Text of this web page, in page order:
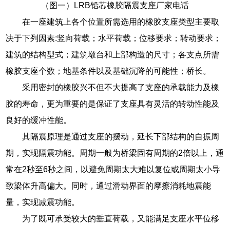
（图一）LRB铅芯橡胶隔震支座厂家电话
在一座建筑上各个位置所需选用的橡胶支座类型主要取
决于下列因素:竖向荷载；水平荷载；位移要求；转动要求；
建筑的结构型式；建筑墩台和上部构造的尺寸；各支点所需
橡胶支座个数；地基条件以及基础沉降的可能性；桥长。
采用密封的橡胶兴不但不大提高了支座的承载能力及橡
胶的寿命，更为重要的是保证了支座具有灵活的转动性能及
良好的缓冲性能。
其隔震原理是通过支座的摆动，延长下部结构的自振周
期，实现隔震功能。周期一般为桥梁固有周期的2倍以上，通
常在2秒至6秒之间，以避免周期太大难以复位或周期太小导
致梁体升高偏大。同时，通过滑动界面的摩擦消耗地震能
量，实现减震功能。
为了既可承受较大的垂直荷载，又能满足支座水平位移